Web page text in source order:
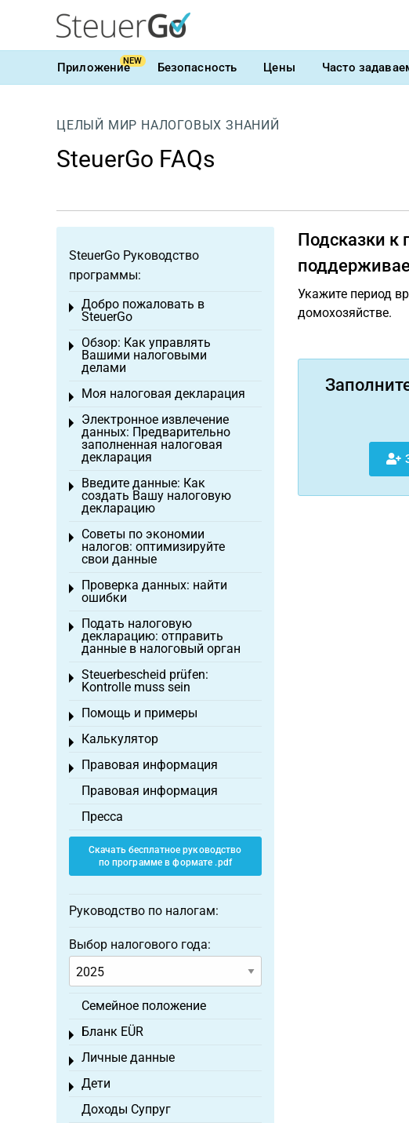
ПриложениеNEW Безопасность Цены Часто
ЦЕЛЫЙ МИР НАЛОГОВЫХ ЗНАНИЙ
SteuerGo FAQs
Подсказки к
Укажите период
домохозяйстве.
SteuerGo Руководство
программы:
Добро пожаловать в
SteuerGo
Toggle menu
Обзор: Как управлять
Вашими налоговыми
делами
Toggle menu
Моя налоговая декларация
Toggle menu
Электронное извлечение
данных: Предварительно
заполненная налоговая
декларация
Toggle menu
Введите данные: Как
создать Вашу налоговую
декларацию
Toggle menu
Советы по экономии
налогов: оптимизируйте
свои данные
Toggle menu
Проверка данных: найти
ошибки
Toggle menu
Подать налоговую
декларацию: отправить
данные в налоговый орган
Toggle menu
Steuerbescheid prüfen:
Kontrolle muss sein
Toggle menu
Помощь и примеры
Toggle menu
Калькулятор
Toggle menu
Правовая информация
Toggle menu
Правовая информация
Пресса
Скачать бесплатное руководство
по программе в формате .pdf
Руководство по налогам:
Выбор налогового года:
Семейное положение
Бланк EÜR
Toggle menu
Личные данные
Toggle menu
Дети
Toggle menu
Доходы Супруг